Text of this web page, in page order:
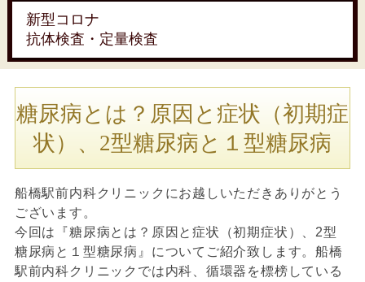
新型コロナ
抗体検査・定量検査
糖尿病とは？原因と症状（初期症
状）、2型糖尿病と１型糖尿病
船橋駅前内科クリニックにお越しいただきありがとう
ございます。
今回は『糖尿病とは？原因と症状（初期症状）、2型
糖尿病と１型糖尿病』についてご紹介致します。船橋
駅前内科クリニックでは内科、循環器を標榜している